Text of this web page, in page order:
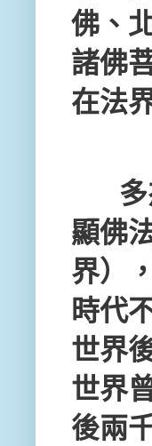
佛、
諸佛
在法
顯佛
界）
時代
世界
世界
後兩